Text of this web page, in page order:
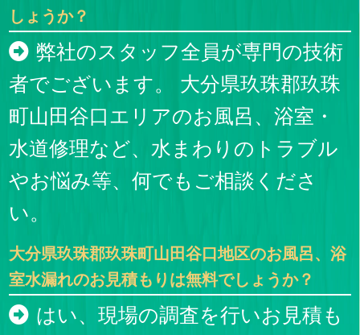
しょうか？
弊社のスタッフ全員が専門の技術
者でございます。 大分県玖珠郡玖珠
町山田谷口エリアのお風呂、浴室・
水道修理など、水まわりのトラブル
やお悩み等、何でもご相談くださ
い。
大分県玖珠郡玖珠町山田谷口地区のお風呂、浴
室水漏れのお見積もりは無料でしょうか？
はい、現場の調査を行いお見積も